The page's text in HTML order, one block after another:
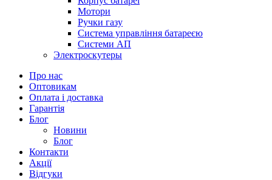
Мотори
Ручки газу
Система управління батареєю
Системи АП
Электроскутеры
Про нас
Оптовикам
Оплата і доставка
Гарантія
Блог
Новини
Блог
Контакти
Акції
Відгуки